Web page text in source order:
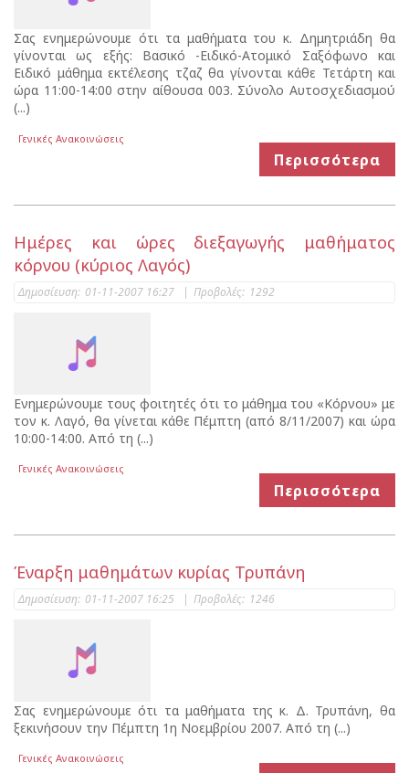
Σας ενημερώνουμε ότι τα μαθήματα του κ. Δημητριάδη θα
γίνονται ως εξής: Βασικό -Ειδικό-Ατομικό Σαξόφωνο και
Ειδικό μάθημα εκτέλεσης τζαζ θα γίνονται κάθε Τετάρτη και
ώρα 11:00-14:00 στην αίθουσα 003. Σύνολο Αυτοσχεδιασμού
(...)
Γενικές Ανακοινώσεις
Περισσότερα
Ημέρες και ώρες διεξαγωγής μαθήματος
κόρνου (κύριος Λαγός)
Δημοσίευση: 01-11-2007 16:27 | Προβολές: 1292
Ενημερώνουμε τους φοιτητές ότι το μάθημα του «Κόρνου» με
τον κ. Λαγό, θα γίνεται κάθε Πέμπτη (από 8/11/2007) και ώρα
10:00-14:00. Από τη (...)
Γενικές Ανακοινώσεις
Περισσότερα
Έναρξη μαθημάτων κυρίας Τρυπάνη
Δημοσίευση: 01-11-2007 16:25 | Προβολές: 1246
Σας ενημερώνουμε ότι τα μαθήματα της κ. Δ. Τρυπάνη, θα
ξεκινήσουν την Πέμπτη 1η Νοεμβρίου 2007. Από τη (...)
Γενικές Ανακοινώσεις